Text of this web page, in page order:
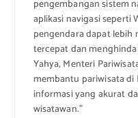
pengembangan sistem
aplikasi navigasi seperti
pengendara dapat
tercepat dan
Yahya, Menteri
membantu pariwisata
informasi yang akurat
wisatawan.”